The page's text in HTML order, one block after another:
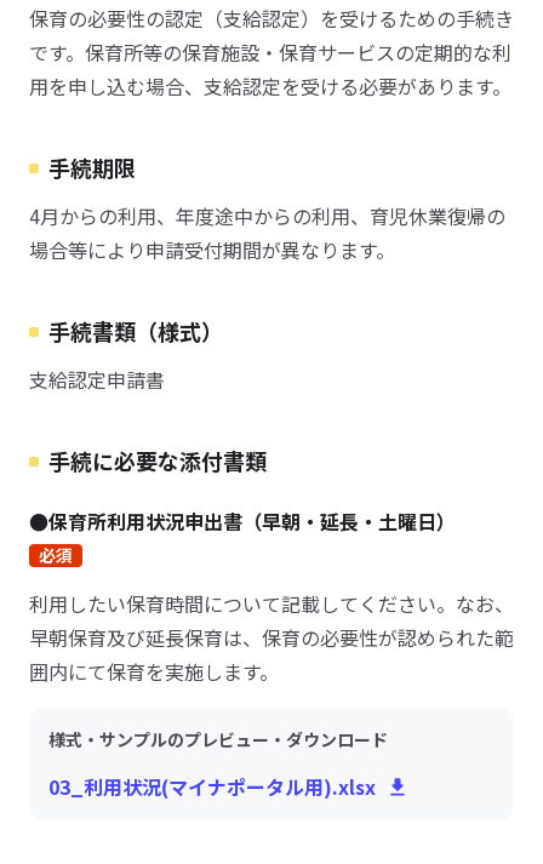
保育の必要性の認定（支給認定）を受けるための手続き
です。保育所等の保育施設・保育サービスの定期的な利
用を申し込む場合、支給認定を受ける必要があります。
手続期限
4月からの利用、年度途中からの利用、育児休業復帰の
場合等により申請受付期間が異なります。
手続書類（様式）
支給認定申請書
手続に必要な添付書類
●保育所利用状況申出書（早朝・延長・土曜日）
必須
利用したい保育時間について記載してください。なお、
早朝保育及び延長保育は、保育の必要性が認められた範
囲内にて保育を実施します。
様式・サンプルのプレビュー・ダウンロード
03_利用状況(マイナポータル用).xlsx